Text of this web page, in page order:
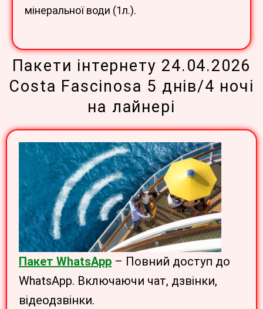
мінеральної води (1л.).
Пакети інтернету 24.04.2026
Costa Fascinosa 5 днів/4 ночі
на лайнері
Пакет WhatsApp – Повний доступ до
WhatsApp. Включаючи чат, дзвінки,
відеодзвінки.